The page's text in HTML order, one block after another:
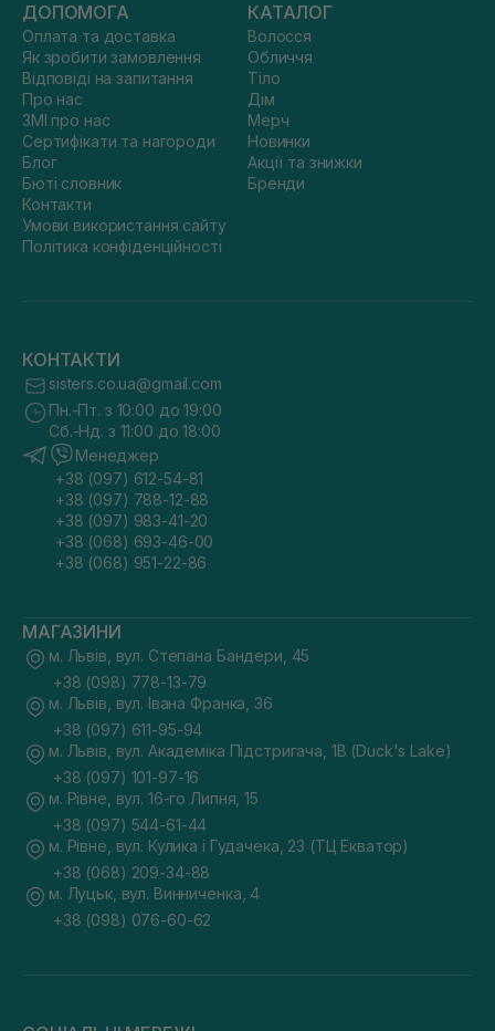
ДОПОМОГА
Оплата та доставка
Як зробити замовлення
Відповіді на запитання
Про нас
ЗМІ про нас
Сертифікати та нагороди
Блог
Бюті словник
Контакти
Умови використання сайту
Політика конфіденційності
КАТАЛОГ
Волосся
Обличчя
Тіло
Дім
Мерч
Новинки
Акції та знижки
Бренди
КОНТАКТИ
sisters.co.ua@gmail.com
Пн.-Пт. з 10:00 до 19:00
Сб.-Нд. з 11:00 до 18:00
Менеджер
+38 (097) 612-54-81
+38 (097) 788-12-88
+38 (097) 983-41-20
+38 (068) 693-46-00
+38 (068) 951-22-86
МАГАЗИНИ
м. Львів, вул. Степана Бандери, 45
+38 (098) 778-13-79
м. Львів, вул. Івана Франка, 36
+38 (097) 611-95-94
м. Львів, вул. Академіка Підстригача, 1В (Duck's Lake)
+38 (097) 101-97-16
м. Рівне, вул. 16-го Липня, 15
+38 (097) 544-61-44
м. Рівне, вул. Кулика і Гудачека, 23 (ТЦ Екватор)
+38 (068) 209-34-88
м. Луцьк, вул. Винниченка, 4
+38 (098) 076-60-62